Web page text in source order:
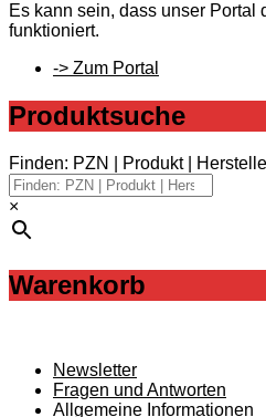
Es kann sein, dass unser Portal
funktioniert.
-> Zum Portal
Produktsuche
Finden: PZN | Produkt |
×
Warenkorb
Newsletter
Fragen und Antworten
Allgemeine Informationen